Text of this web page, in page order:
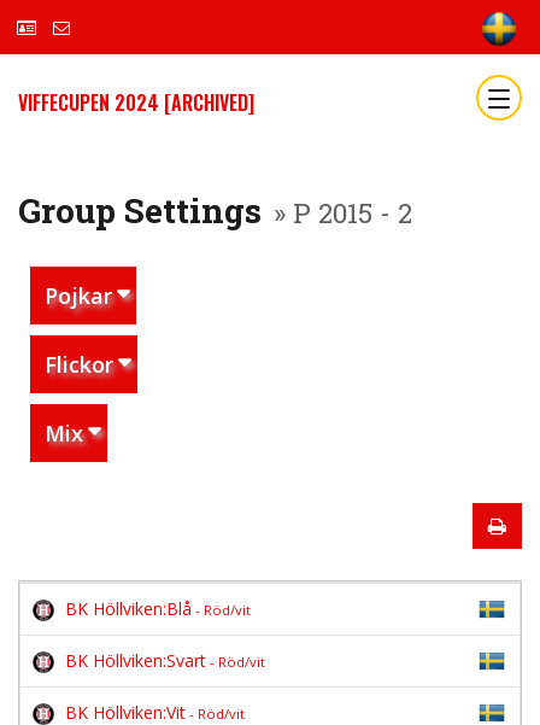
VIFFECUPEN 2024 [ARCHIVED]
Group Settings » P 2015 - 2
Pojkar
Flickor
Mix
BK Höllviken:Blå - Röd/vit
BK Höllviken:Svart - Röd/vit
BK Höllviken:Vit - Röd/vit